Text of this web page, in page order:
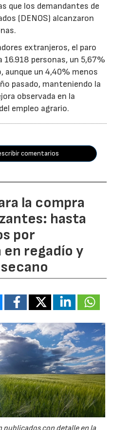
que los demandantes de
(DENOS) alcanzaron
extranjeros, el paro
personas, un 5,67%
aunque un 4,40% menos
pasado, manteniendo la
observada en la
empleo agrario.
comentarios
la compra
hasta
por
regadío y
publicados con detalle en la